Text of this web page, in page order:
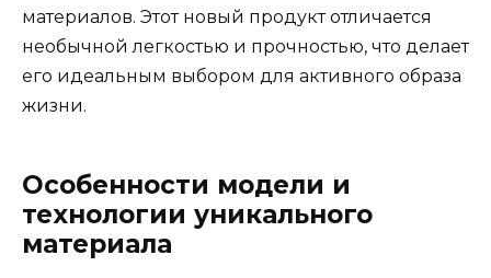
материалов. Этот новый продукт отличается
необычной легкостью и прочностью, что делает
его идеальным выбором для активного образа
жизни.
Особенности модели и
технологии уникального
материала